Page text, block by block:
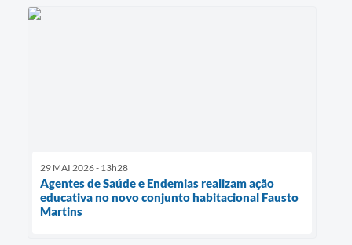
29 MAI 2026 - 13h28
Agentes de Saúde e Endemias realizam ação
educativa no novo conjunto habitacional Fausto
Martins